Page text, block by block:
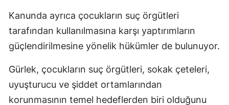
Kanunda ayrıca çocukların suç örgütleri
tarafından kullanılmasına karşı yaptırımların
güçlendirilmesine yönelik hükümler de bulunuyor.
Gürlek, çocukların suç örgütleri, sokak çeteleri,
uyuşturucu ve şiddet ortamlarından
korunmasının temel hedeflerden biri olduğunu